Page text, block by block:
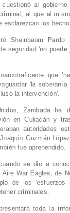
cuestionó al
al que al
esclarezcan los
Sheinbaum
seguridad 'no
que
'la
la intervención'.
Zambada ha
en Culiacán y
autoridades
Guzmán
fue aprehendido.
se dio a
War Eagles, de
de los 'esfuerzos
criminales.
toda la